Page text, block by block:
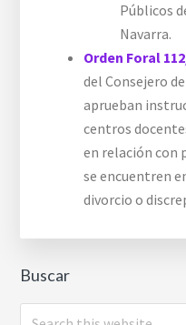
Públicos
Navarra.
Orden Foral
del Consejero
aprueban
centros
en relación con
se encuentren
divorcio o
Buscar
Search